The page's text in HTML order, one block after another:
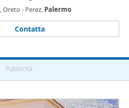
- Perez, Palermo
Contatta
Pubblicità